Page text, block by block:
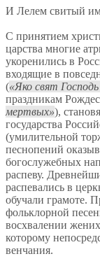
И Лелем свитый
С принятием
царства многие
укоренились в
входящие в
( Яко свят
праздникам
мертвых ),
государства
(умилительной
песнопений
богослужебных
распеву.
распевались в
обучали грамоте.
фольклорной
восхвалении
которому
венчания.